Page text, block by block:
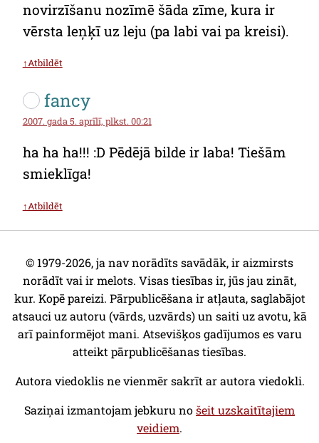
novirzīšanu nozīmē šāda zīme, kura ir
vērsta leņķī uz leju (pa labi vai pa kreisi).
↑Atbildēt
fancy
2007. gada 5. aprīlī, plkst. 00:21
ha ha ha!!! :D Pēdējā bilde ir laba! Tiešām
smieklīga!
↑Atbildēt
© 1979-2026, ja nav norādīts savādāk, ir aizmirsts
norādīt vai ir melots. Visas tiesības ir, jūs jau zināt,
kur. Kopē pareizi. Pārpublicēšana ir atļauta, saglabājot
atsauci uz autoru (vārds, uzvārds) un saiti uz avotu, kā
arī painformējot mani. Atsevišķos gadījumos es varu
atteikt pārpublicēšanas tiesības.
Autora viedoklis ne vienmēr sakrīt ar autora viedokli.
Saziņai izmantojam jebkuru nošeit uzskaitītajiem
veidiem.